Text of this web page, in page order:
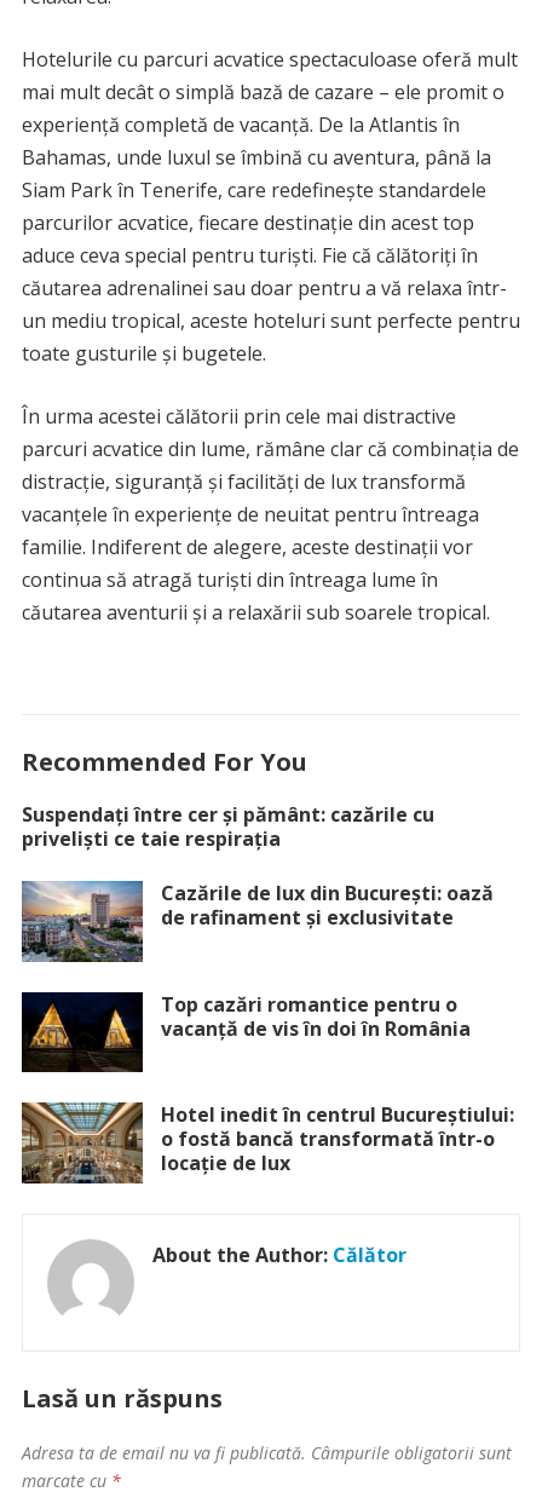
Hotelurile cu parcuri acvatice spectaculoase oferă mult
mai mult decât o simplă bază de cazare – ele promit o
experiență completă de vacanță. De la Atlantis în
Bahamas, unde luxul se îmbină cu aventura, până la
Siam Park în Tenerife, care redefinește standardele
parcurilor acvatice, fiecare destinație din acest top
aduce ceva special pentru turiști. Fie că călătoriți în
căutarea adrenalinei sau doar pentru a vă relaxa într-
un mediu tropical, aceste hoteluri sunt perfecte pentru
toate gusturile și bugetele.
În urma acestei călătorii prin cele mai distractive
parcuri acvatice din lume, rămâne clar că combinația de
distracție, siguranță și facilități de lux transformă
vacanțele în experiențe de neuitat pentru întreaga
familie. Indiferent de alegere, aceste destinații vor
continua să atragă turiști din întreaga lume în
căutarea aventurii și a relaxării sub soarele tropical.
Recommended For You
Suspendați între cer și pământ: cazările cu
priveliști ce taie respirația
Cazările de lux din București: oază
de rafinament și exclusivitate
Top cazări romantice pentru o
vacanță de vis în doi în România
Hotel inedit în centrul Bucureștiului:
o fostă bancă transformată într-o
locație de lux
About the Author: Călător
Lasă un răspuns
Adresa ta de email nu va fi publicată. Câmpurile obligatorii sunt
marcate cu *